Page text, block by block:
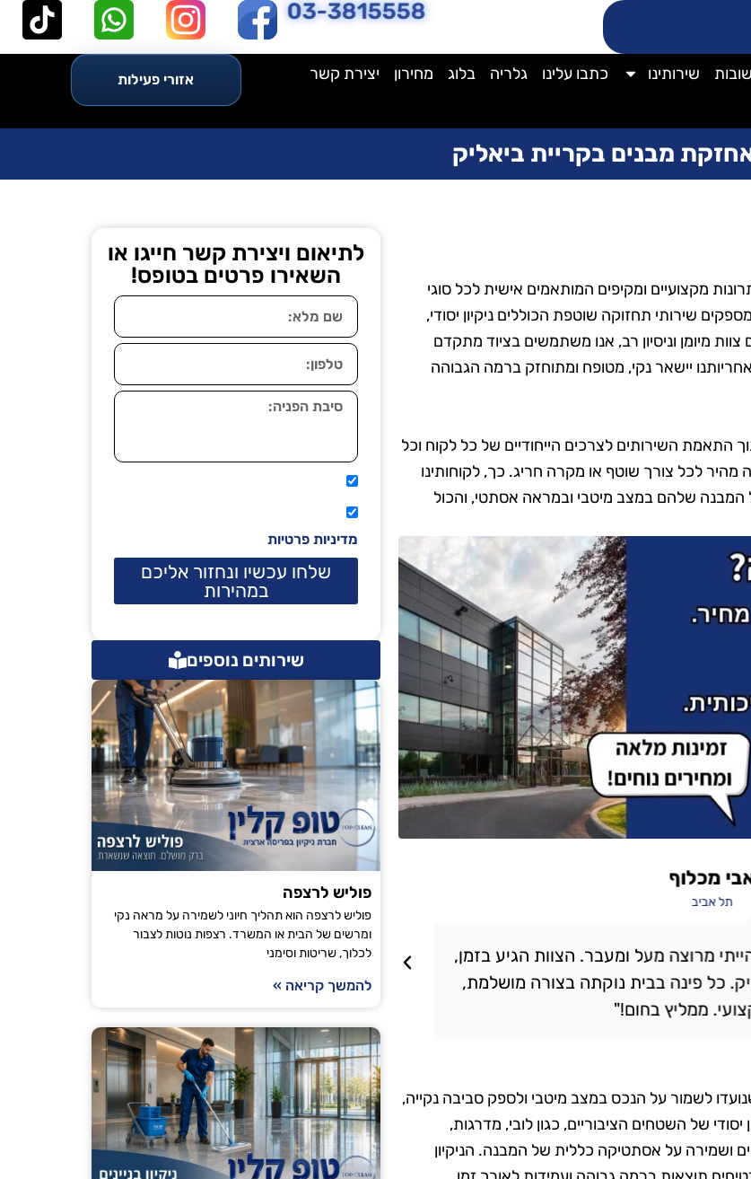
03-3815558
שירותינו כתבו עלינו גלריה בלוג מחירון יצירת קשר אזורי פעילות
מבנים בקריית ביאליק
מקצועיים ומקיפים המותאמים אישית לכל סוגי
שירותי תחזוקה שוטפת הכוללים ניקיון יסודי,
מיומן וניסיון רב, אנו משתמשים בציוד מתקדם
יישאר נקי, מטופח ומתוחזק ברמה הגבוהה
התאמת השירותים לצרכים הייחודיים של כל לקוח וכל
מהיר לכל צורך שוטף או מקרה חריג. כך, לקוחותינו
המבנה שלהם במצב מיטבי ובמראה אסתטי, והכול
מרוצה מעל ומעבר. הצוות הגיע בזמן,
כל פינה בבית נוקתה בצורה מושלמת,
ממליץ בחום!"
מכלוף
תל אביב
"אני עובדת עם טופ קלין כבר מספר חודשים וכל
מגיע בזמן, הניקיון יסודי והבית מרגיש רענן ונקי.
לשמור על הנכס במצב מיטבי ולספק סביבה נקייה,
של השטחים הציבוריים, כגון לובי, מדרגות,
ושמירה על אסתטיקה כללית של המבנה. הניקיון
לתיאום ויצירת קשר חייגו או
השאירו פרטים בטופס!
מדיניות פרטיות
שלחו עכשיו ונחזור אליכם
במהירות
שירותים נוספים
פוליש לרצפה
פוליש לרצפה הוא תהליך חיוני לשמירה על מראה נקי
ומרשים של הבית או המשרד. רצפות נוטות לצבור
לכלוך, שריטות וסימני
להמשך קריאה »